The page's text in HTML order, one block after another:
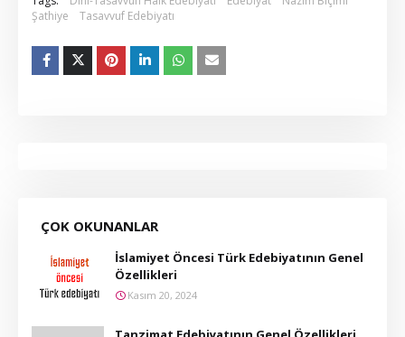
Şathiye
Tasavvuf Edebiyatı
ÇOK OKUNANLAR
İslamiyet Öncesi Türk Edebiyatının Genel
Özellikleri
Kasım 20, 2024